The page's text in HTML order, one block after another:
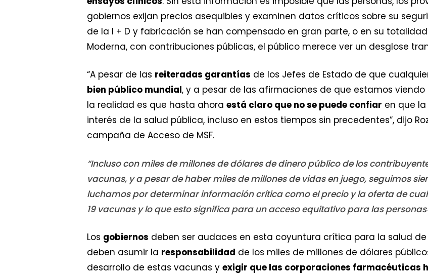
gobiernos exijan precios asequibles y examinen datos críticos sobre su
de la I + D y fabricación se han compensado en gran parte, o en su
Moderna, con contribuciones públicas, el público merece ver un desglose
“A pesar de las reiteradas garantías de los Jefes de Estado de que
bien público mundial, y a pesar de las afirmaciones de que estamos
la realidad es que hasta ahora está claro que no se puede confiar en que
interés de la salud pública, incluso en estos tiempos sin precedentes”, dijo
campaña de Acceso de MSF.
“Incluso con miles de millones de dólares de dinero público de los
vacunas, y a pesar de haber miles de millones de vidas en juego, seguimos
luchamos por determinar información crítica como el precio y la oferta de
19 vacunas y lo que esto significa para un acceso equitativo para las
Los gobiernos deben ser audaces en esta coyuntura crítica para la salud
deben asumir la responsabilidad de los miles de millones de dólares
desarrollo de estas vacunas y exigir que las corporaciones farmacéuticas